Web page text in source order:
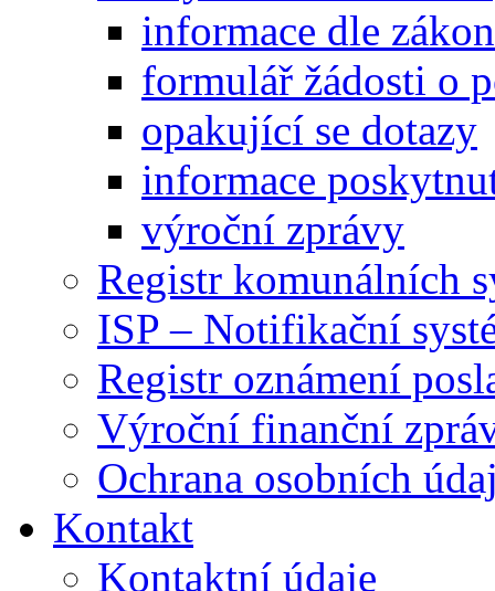
informace dle
formulář žádosti o
opakující se dotazy
informace
výroční zprávy
Registr komunálních
ISP – Notifikační
Registr oznámení
Výroční finanční
Ochrana osobních
Kontakt
Kontaktní údaje